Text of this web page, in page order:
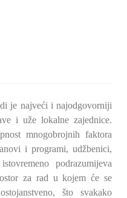
je najveći i najodgovorniji
i uže lokalne zajednice.
mnogobrojnih faktora
i programi, udžbenici,
podrazumijeva
za rad u kojem će se
što svakako